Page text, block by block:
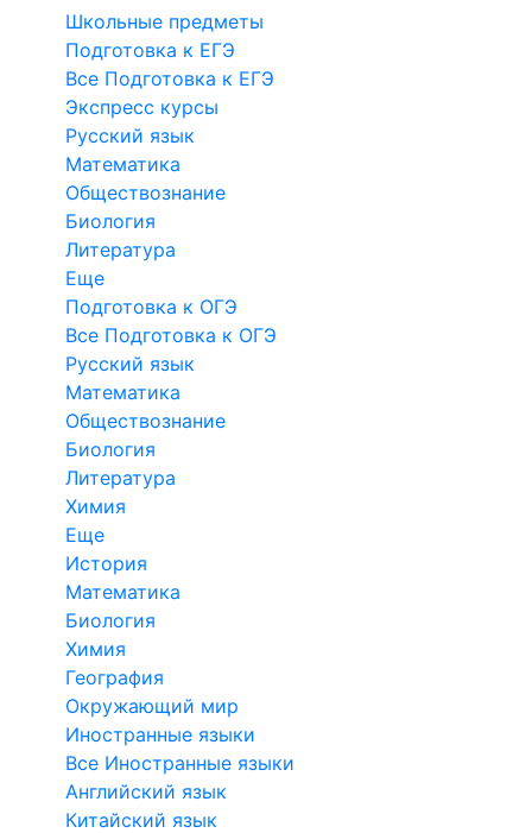
Школьные предметы
Подготовка к ЕГЭ
Все Подготовка к ЕГЭ
Экспресс курсы
Русский язык
Математика
Обществознание
Биология
Литература
Еще
Подготовка к ОГЭ
Все Подготовка к ОГЭ
Русский язык
Математика
Обществознание
Биология
Литература
Химия
Еще
История
Математика
Биология
Химия
География
Окружающий мир
Иностранные языки
Все Иностранные языки
Английский язык
Китайский язык